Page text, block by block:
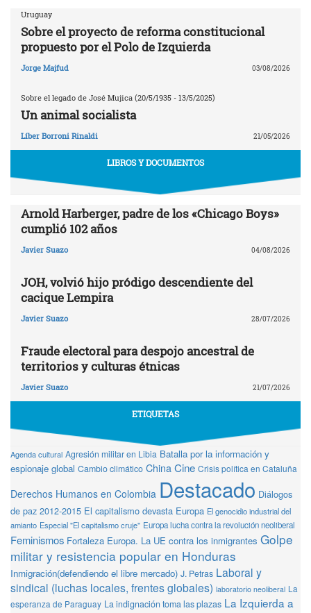
Uruguay
Sobre el proyecto de reforma constitucional
propuesto por el Polo de Izquierda
Jorge Majfud 03/08/2026
Sobre el legado de José Mujica (20/5/1935 - 13/5/2025)
Un animal socialista
Líber Borroni Rinaldi 21/05/2026
LIBROS Y DOCUMENTOS
Arnold Harberger, padre de los «Chicago Boys»
cumplió 102 años
Javier Suazo 04/08/2026
JOH, volvió hijo pródigo descendiente del
cacique Lempira
Javier Suazo 28/07/2026
Fraude electoral para despojo ancestral de
territorios y culturas étnicas
Javier Suazo 21/07/2026
ETIQUETAS
Agenda cultural Agresión militar en Libia Batalla por la información y
espionaje global Cambio climático China Cine Crisis política en Cataluña
Derechos Humanos en Colombia Destacado Diálogos
de paz 2012-2015 El capitalismo devasta Europa El genocidio industrial del
amianto Especial "El capitalismo cruje" Europa lucha contra la revolución neoliberal
Feminismos Fortaleza Europa. La UE contra los inmigrantes Golpe
militar y resistencia popular en Honduras
Inmigración(defendiendo el libre mercado) J. Petras Laboral y
sindical (luchas locales, frentes globales) laboratorio neoliberal La
esperanza de Paraguay La indignación toma las plazas La Izquierda a